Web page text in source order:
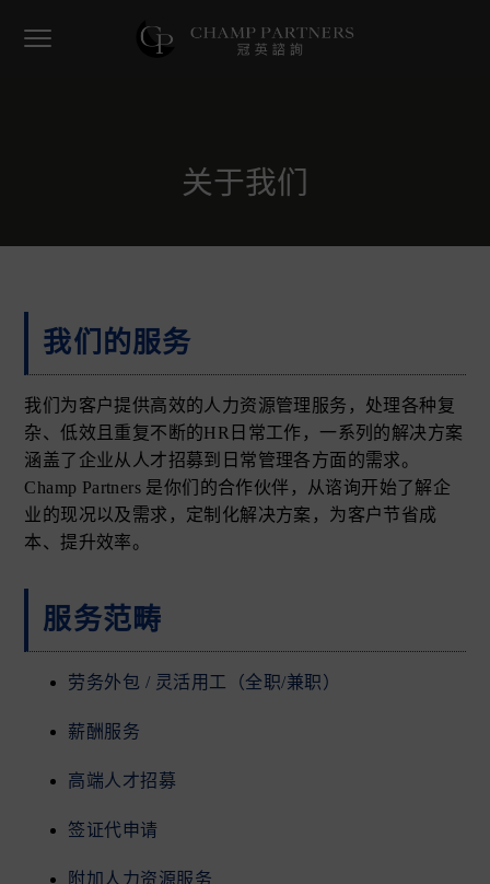
关于我们
我们的服务
我们为客户提供高效的人力资源管理服务，处理各种复
杂、低效且重复不断的HR日常工作，一系列的解决方案
涵盖了企业从人才招募到日常管理各方面的需求。
Champ Partners 是你们的合作伙伴，从谘询开始了解企
业的现况以及需求，定制化解决方案，为客户节省成
本、提升效率。
服务范畴
劳务外包 / 灵活用工（全职/兼职）
薪酬服务
高端人才招募
签证代申请
附加人力资源服务